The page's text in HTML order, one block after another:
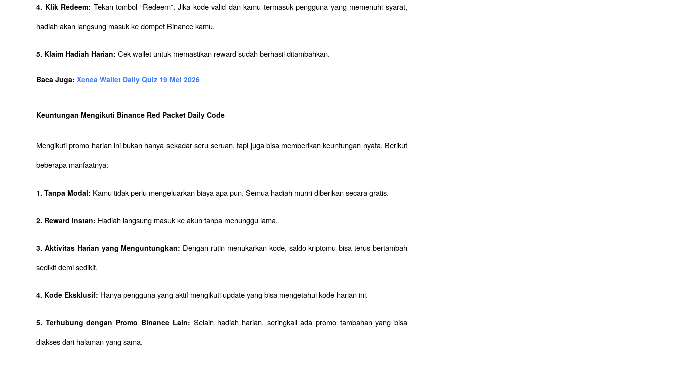
4. Klik Redeem: Tekan tombol “Redeem”. Jika kode valid dan kamu termasuk pengguna yang memenuhi syarat,
hadiah akan langsung masuk ke dompet Binance kamu.
5. Klaim Hadiah Harian: Cek wallet untuk memastikan reward sudah berhasil ditambahkan.
Baca Juga: Xenea Wallet Daily Quiz 19 Mei 2026
Keuntungan Mengikuti Binance Red Packet Daily Code
Mengikuti promo harian ini bukan hanya sekadar seru-seruan, tapi juga bisa memberikan keuntungan nyata. Berikut
beberapa manfaatnya:
1. Tanpa Modal: Kamu tidak perlu mengeluarkan biaya apa pun. Semua hadiah murni diberikan secara gratis.
2. Reward Instan: Hadiah langsung masuk ke akun tanpa menunggu lama.
3. Aktivitas Harian yang Menguntungkan: Dengan rutin menukarkan kode, saldo kriptomu bisa terus bertambah
sedikit demi sedikit.
4. Kode Eksklusif: Hanya pengguna yang aktif mengikuti update yang bisa mengetahui kode harian ini.
5. Terhubung dengan Promo Binance Lain: Selain hadiah harian, seringkali ada promo tambahan yang bisa
diakses dari halaman yang sama.